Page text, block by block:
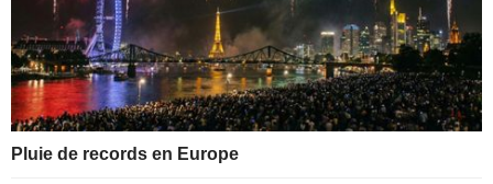
Pluie de records en Europe